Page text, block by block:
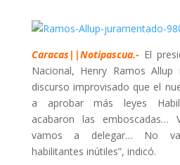
Caracas||Notipascua.-El
Nacional, Henry Ramos
discurso improvisado que el
a aprobar más leyes
acabaron las emboscadas…
vamos a delegar… No
habilitantes inútiles”, indicó.